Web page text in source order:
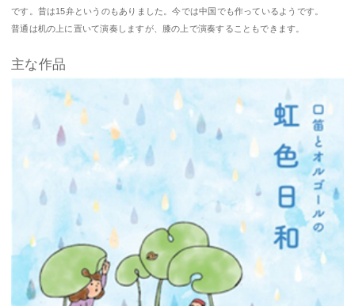
です。昔は15弁というのもありました。今では中国でも作っているようです。
普通は机の上に置いて演奏しますが、膝の上で演奏することもできます。
主な作品